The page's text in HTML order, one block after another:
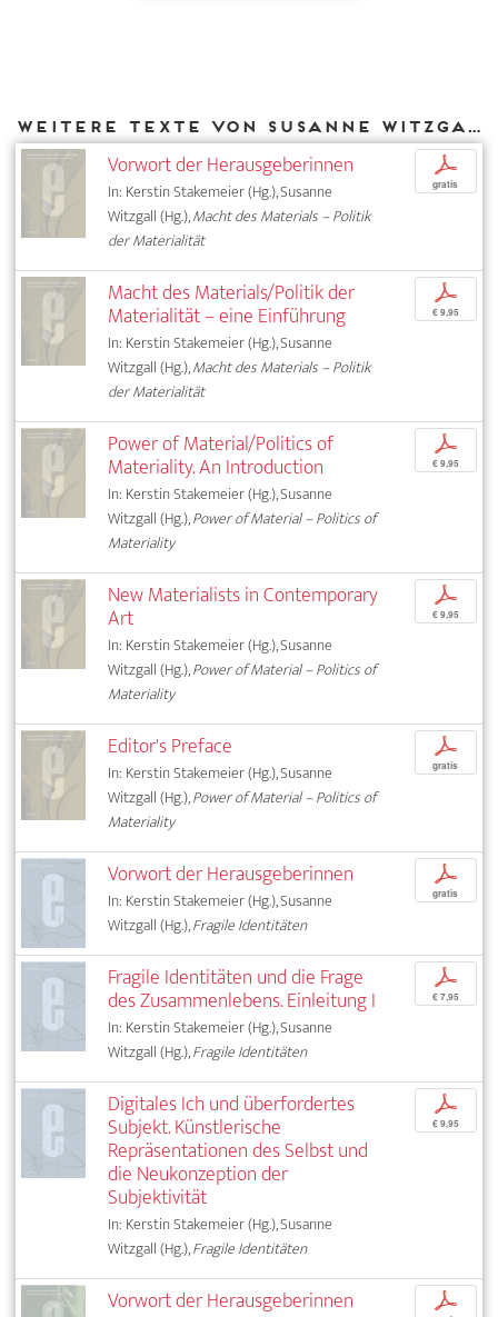
Weitere Texte von Susanne Witzgall bei DIAPHANES
Vorwort der Herausgeberinnen
In: Kerstin Stakemeier (Hg.), Susanne
Witzgall (Hg.),Macht des Materials – Politik
der Materialität
p
gratis
Macht des Materials/Politik der
Materialität – eine Einführung
In: Kerstin Stakemeier (Hg.), Susanne
Witzgall (Hg.),Macht des Materials – Politik
der Materialität
p
€ 9,95
Power of Material/Politics of
Materiality. An Introduction
In: Kerstin Stakemeier (Hg.), Susanne
Witzgall (Hg.),Power of Material – Politics of
Materiality
p
€ 9,95
New Materialists in Contemporary
Art
In: Kerstin Stakemeier (Hg.), Susanne
Witzgall (Hg.),Power of Material – Politics of
Materiality
p
€ 9,95
Editor's Preface
In: Kerstin Stakemeier (Hg.), Susanne
Witzgall (Hg.),Power of Material – Politics of
Materiality
p
gratis
Vorwort der Herausgeberinnen
In: Kerstin Stakemeier (Hg.), Susanne
Witzgall (Hg.),Fragile Identitäten
p
gratis
Fragile Identitäten und die Frage
des Zusammenlebens. Einleitung I
In: Kerstin Stakemeier (Hg.), Susanne
Witzgall (Hg.),Fragile Identitäten
p
€ 7,95
Digitales Ich und überfordertes
Subjekt. Künstlerische
Repräsentationen des Selbst und
die Neukonzeption der
Subjektivität
In: Kerstin Stakemeier (Hg.), Susanne
Witzgall (Hg.),Fragile Identitäten
p
€ 9,95
Vorwort der Herausgeberinnen p